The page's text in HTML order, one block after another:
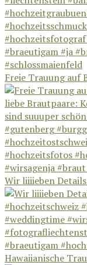
Freie Trauung auf
Wir liiiieben
Hawaiianische